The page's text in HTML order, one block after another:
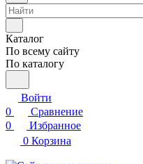
Каталог
По всему сайту
По каталогу
Войти
0
Сравнение
0
Избранное
0 Корзина